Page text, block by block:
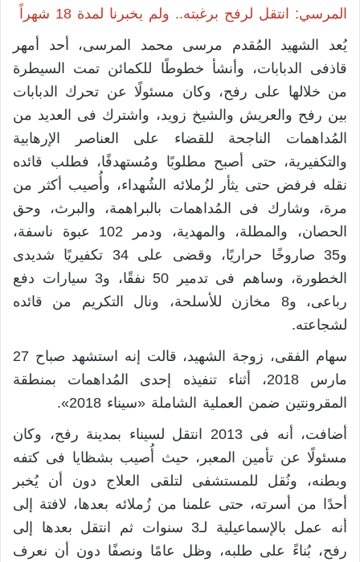
المرسي: انتقل لرفح برغبته.. ولم يخبرنا لمدة 18 شهراً
يُعد الشهيد المُقدم مرسى محمد المرسى، أحد أمهر
قاذفى الدبابات، وأنشأ خطوطًا للكمائن تمت السيطرة
من خلالها على رفح، وكان مسئولًا عن تحرك الدبابات
بين رفح والعريش والشيخ زويد، واشترك فى العديد من
المُداهمات الناجحة للقضاء على العناصر الإرهابية
والتكفيرية، حتى أصبح مطلوبًا ومُستهدفًا، فطلب قائده
نقله فرفض حتى يثأر لزُملائه الشُهداء، وأُصيب أكثر من
مرة، وشارك فى المُداهمات بالبراهمة، والبرث، وحق
الحصان، والمطلة، والمهدية، ودمر 102 عبوة ناسفة،
و35 صاروخًا حراريًا، وقضى على 34 تكفيريًا شديدى
الخطورة، وساهم فى تدمير 50 نفقًا، و3 سيارات دفع
رباعى، و8 مخازن للأسلحة، ونال التكريم من قائده
لشجاعته.
سهام الفقى، زوجة الشهيد، قالت إنه استشهد صباح 27
مارس 2018، أثناء تنفيذه إحدى المُداهمات بمنطقة
المقرونتين ضمن العملية الشاملة «سيناء 2018».
أضافت، أنه فى 2013 انتقل لسيناء بمدينة رفح، وكان
مسئولًا عن تأمين المعبر، حيث أُصيب بشظايا فى كتفه
وبطنه، ونُقل للمستشفى لتلقى العلاج دون أن يُخبر
أحدًا من أسرته، حتى علمنا من زُملائه بعدها، لافتة إلى
أنه عمل بالإسماعيلية لـ3 سنوات ثم انتقل بعدها إلى
رفح، بُناءً على طلبه، وظل عامًا ونصفًا دون أن نعرف